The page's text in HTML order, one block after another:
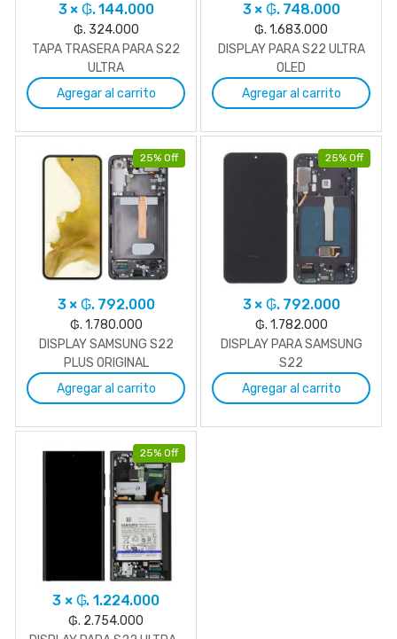
3 × ₲. 144.000
₲. 324.000
TAPA TRASERA PARA S22
ULTRA
Agregar al carrito
3 × ₲. 748.000
₲. 1.683.000
DISPLAY PARA S22 ULTRA
OLED
Agregar al carrito
25% Off
3 × ₲. 792.000
₲. 1.780.000
DISPLAY SAMSUNG S22
PLUS ORIGINAL
Agregar al carrito
25% Off
3 × ₲. 792.000
₲. 1.782.000
DISPLAY PARA SAMSUNG
S22
Agregar al carrito
25% Off
3 × ₲. 1.224.000
₲. 2.754.000